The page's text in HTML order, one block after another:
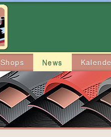
Shops News